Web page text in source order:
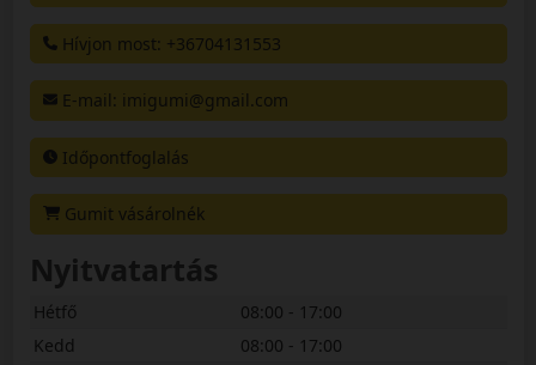
Hívjon most: +36704131553
E-mail: imigumi@gmail.com
Időpontfoglalás
Gumit vásárolnék
Nyitvatartás
Hétfő
08:00 - 17:00
Kedd
08:00 - 17:00